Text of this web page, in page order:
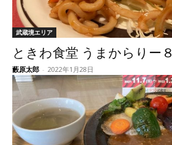
武蔵境エリア
ときわ食堂 うまからりー８
藪原太郎 - 2022年1月28日